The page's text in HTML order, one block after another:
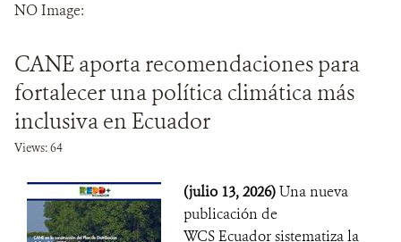
NO Image:
CANE aporta recomendaciones para
fortalecer una política climática más
inclusiva en Ecuador
Views: 64
(julio 13, 2026)Una nueva
publicación de
WCS Ecuador sistematiza la